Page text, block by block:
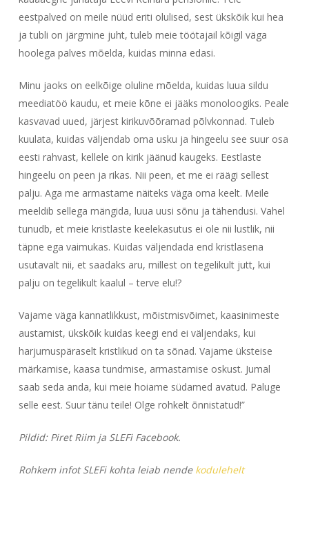
eestpalved on meile nüüd eriti olulised, sest ükskõik kui hea
ja tubli on järgmine juht, tuleb meie töötajail kõigil väga
hoolega palves mõelda, kuidas minna edasi.
Minu jaoks on eelkõige oluline mõelda, kuidas luua sildu
meediatöö kaudu, et meie kõne ei jääks monoloogiks. Peale
kasvavad uued, järjest kirikuvõõramad põlvkonnad. Tuleb
kuulata, kuidas väljendab oma usku ja hingeelu see suur osa
eesti rahvast, kellele on kirik jäänud kaugeks. Eestlaste
hingeelu on peen ja rikas. Nii peen, et me ei räägi sellest
palju. Aga me armastame näiteks väga oma keelt. Meile
meeldib sellega mängida, luua uusi sõnu ja tähendusi. Vahel
tunudb, et meie kristlaste keelekasutus ei ole nii lustlik, nii
täpne ega vaimukas. Kuidas väljendada end kristlasena
usutavalt nii, et saadaks aru, millest on tegelikult jutt, kui
palju on tegelikult kaalul – terve elu!?
Vajame väga kannatlikkust, mõistmisvõimet, kaasinimeste
austamist, ükskõik kuidas keegi end ei väljendaks, kui
harjumuspäraselt kristlikud on ta sõnad. Vajame üksteise
märkamise, kaasa tundmise, armastamise oskust. Jumal
saab seda anda, kui meie hoiame südamed avatud. Paluge
selle eest. Suur tänu teile! Olge rohkelt õnnistatud!”
Pildid: Piret Riim ja SLEFi Facebook.
Rohkem infot SLEFi kohta leiab nende kodulehelt